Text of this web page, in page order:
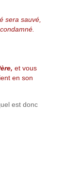
sera sauvé,
et vous
en son
est donc